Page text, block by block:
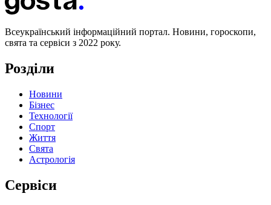
Всеукраїнський інформаційний портал. Новини, гороскопи,
свята та сервіси з 2022 року.
Розділи
Новини
Бізнес
Технології
Спорт
Життя
Свята
Астрологія
Сервіси